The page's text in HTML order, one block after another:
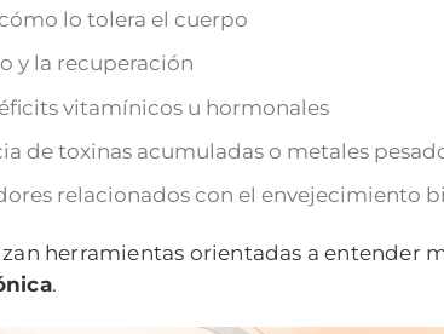
lo tolera el cuerpo
y la recuperación
vitamínicos u hormonales
de toxinas acumuladas o metales
relacionados con el envejecimiento
herramientas orientadas a entender
.